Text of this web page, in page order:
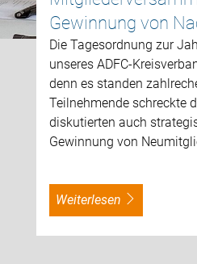
Gewinnung von
Die Tagesordnung zur
unseres ADFC-
denn es standen
Teilnehmende schreckte
diskutierten auch
Gewinnung von
weiterlesen